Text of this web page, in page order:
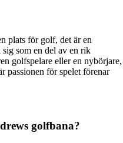
plats för golf, det är en
sig som en del av en rik
golfspelare eller en nybörjare,
passionen för spelet förenar
golfbana?